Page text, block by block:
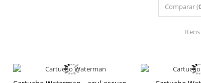
Comparar (